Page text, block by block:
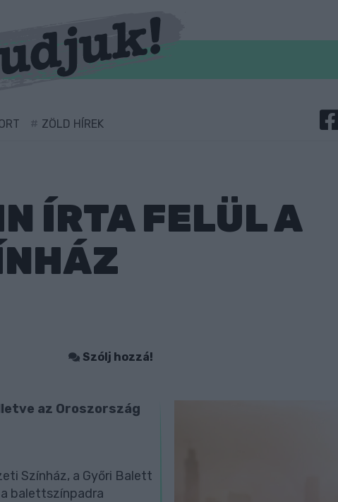
ZÖLD HÍREK
ÍRTA FELÜL A
Szólj hozzá!
az Oroszország
Színház, a Győri Balett
balettszínpadra